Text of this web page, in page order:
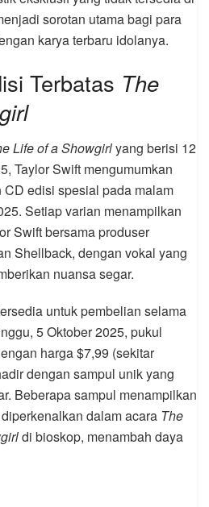
sorotan utama bagi para
karya terbaru idolanya.
Terbatas The
Life of a Showgirlyang berisi 12
Taylor Swift mengumumkan
edisi spesial pada malam
Setiap varian menampilkan
Swift bersama produser
Shellback, dengan vokal yang
nuansa segar.
untuk pembelian selama
5 Oktober 2025, pukul
harga $7,99 (sekitar
dengan sampul unik yang
Beberapa sampul menampilkan
dalam acara The
di bioskop, menambah daya